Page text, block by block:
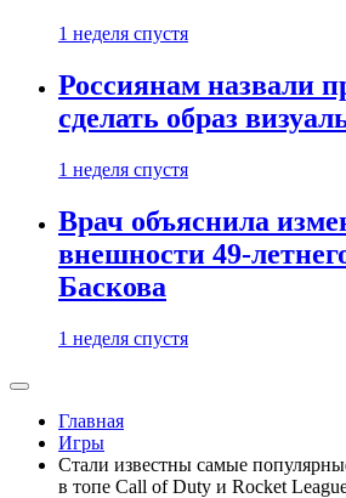
1 неделя спустя
Россиянам назвали
сделать образ
1 неделя спустя
Врач объяснила
внешности 49-
Баскова
1 неделя спустя
Главная
Игры
Стали известны самые
в топе Call of Duty и Rocket